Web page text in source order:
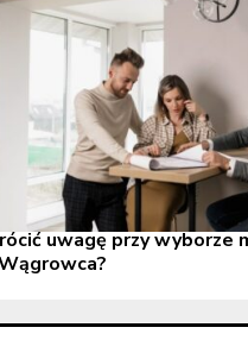
uwagę przy wyborze